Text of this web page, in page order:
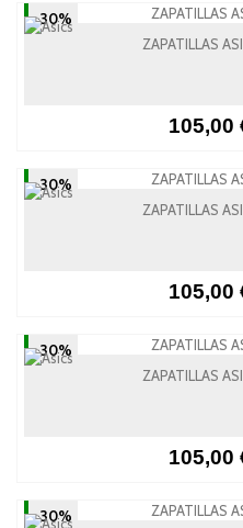
-30%
ZAPATILLAS
105,00
-30%
ZAPATILLAS
105,00
-30%
ZAPATILLAS
105,00
-30%